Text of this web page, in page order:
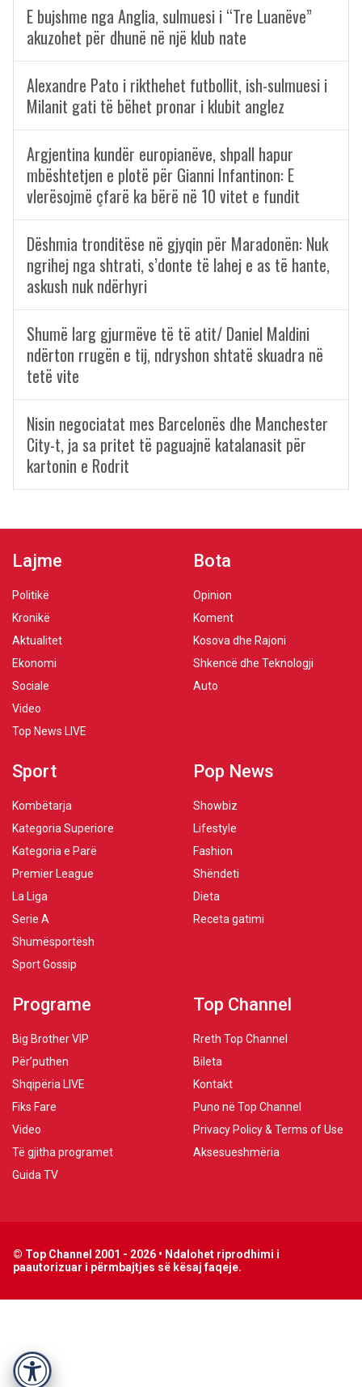
E bujshme nga Anglia, sulmuesi i “Tre Luanëve”
akuzohet për dhunë në një klub nate
Alexandre Pato i rikthehet futbollit, ish-sulmuesi i
Milanit gati të bëhet pronar i klubit anglez
Argjentina kundër europianëve, shpall hapur
mbështetjen e plotë për Gianni Infantinon: E
vlerësojmë çfarë ka bërë në 10 vitet e fundit
Dëshmia tronditëse në gjyqin për Maradonën: Nuk
ngrihej nga shtrati, s’donte të lahej e as të hante,
askush nuk ndërhyri
Shumë larg gjurmëve të të atit/ Daniel Maldini
ndërton rrugën e tij, ndryshon shtatë skuadra në
tetë vite
Nisin negociatat mes Barcelonës dhe Manchester
City-t, ja sa pritet të paguajnë katalanasit për
kartonin e Rodrit
Lajme
Politikë
Kronikë
Aktualitet
Ekonomi
Sociale
Video
Top News LIVE
Bota
Opinion
Koment
Kosova dhe Rajoni
Shkencë dhe Teknologji
Auto
Sport
Kombëtarja
Kategoria Superiore
Kategoria e Parë
Premier League
La Liga
Serie A
Shumësportësh
Sport Gossip
Pop News
Showbiz
Lifestyle
Fashion
Shëndeti
Dieta
Receta gatimi
Programe
Big Brother VIP
Për’puthen
Shqipëria LIVE
Fiks Fare
Video
Të gjitha programet
Guida TV
Top Channel
Rreth Top Channel
Bileta
Kontakt
Puno në Top Channel
Privacy Policy & Terms of Use
Aksesueshmëria
© Top Channel 2001 - 2026 • Ndalohet riprodhimi i
paautorizuar i përmbajtjes së kësaj faqeje.